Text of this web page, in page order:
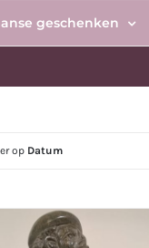
geschenken
op Datum